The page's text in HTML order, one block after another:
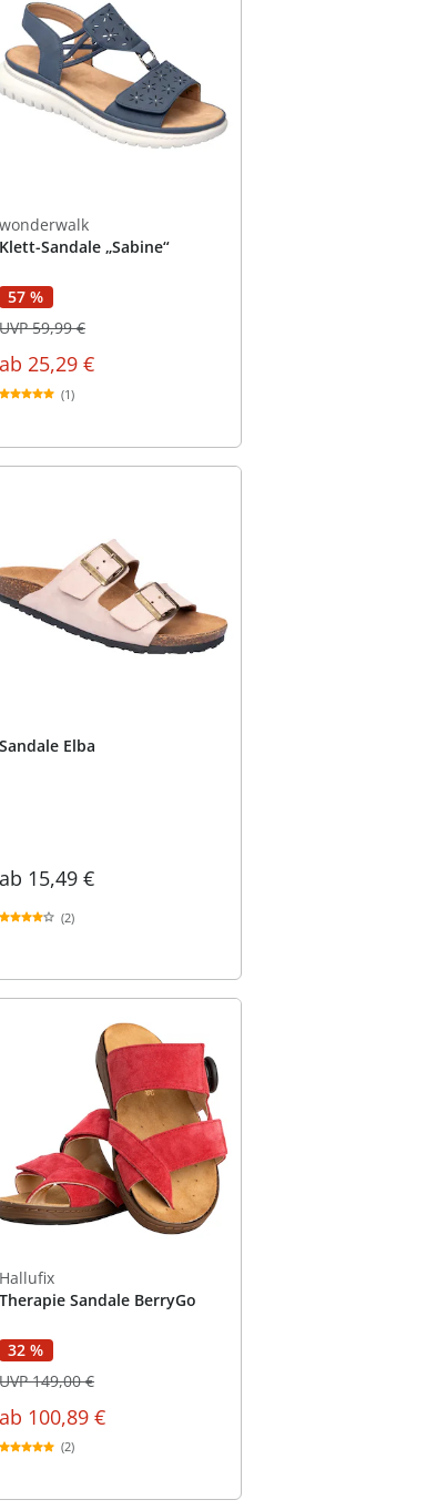
wonderwalk
Klett-Sandale „Sabine“
57 %
ab 25,29 €
UVP 59,99 €
(1)
Sandale Elba
ab 15,49 €
(2)
Hallufix
Therapie Sandale BerryGo
32 %
ab 100,89 €
UVP 149,00 €
(2)